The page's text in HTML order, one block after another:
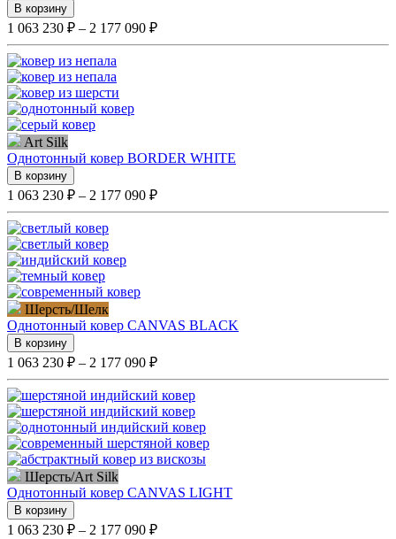
В корзину
1 063 230 ₽ – 2 177 090 ₽
Art Silk
Однотонный ковер BORDER WHITE
В корзину
1 063 230 ₽ – 2 177 090 ₽
Шерсть/Шелк
Однотонный ковер CANVAS BLACK
В корзину
1 063 230 ₽ – 2 177 090 ₽
Шерсть/Art Silk
Однотонный ковер CANVAS LIGHT
В корзину
1 063 230 ₽ – 2 177 090 ₽